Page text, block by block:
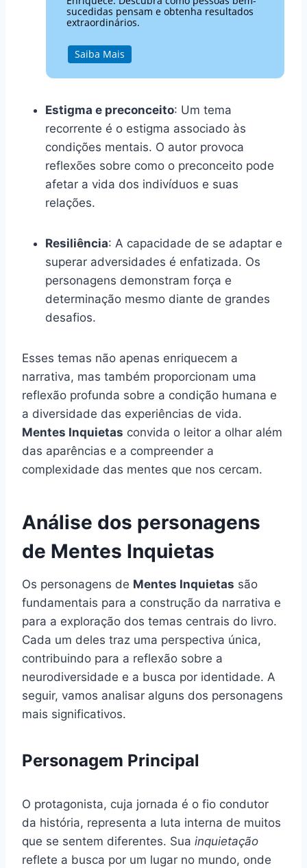
sucedidas pensam e obtenha resultados
extraordinários.
Saiba Mais
Estigma e preconceito: Um tema
recorrente é o estigma associado às
condições mentais. O autor provoca
reflexões sobre como o preconceito pode
afetar a vida dos indivíduos e suas
relações.
Resiliência: A capacidade de se adaptar e
superar adversidades é enfatizada. Os
personagens demonstram força e
determinação mesmo diante de grandes
desafios.
Esses temas não apenas enriquecem a
narrativa, mas também proporcionam uma
reflexão profunda sobre a condição humana e
a diversidade das experiências de vida.
Mentes Inquietas convida o leitor a olhar além
das aparências e a compreender a
complexidade das mentes que nos cercam.
Análise dos personagens
de Mentes Inquietas
Os personagens de Mentes Inquietas são
fundamentais para a construção da narrativa e
para a exploração dos temas centrais do livro.
Cada um deles traz uma perspectiva única,
contribuindo para a reflexão sobre a
neurodiversidade e a busca por identidade. A
seguir, vamos analisar alguns dos personagens
mais significativos.
Personagem Principal
O protagonista, cuja jornada é o fio condutor
da história, representa a luta interna de muitos
que se sentem diferentes. Sua inquietação
reflete a busca por um lugar no mundo, onde